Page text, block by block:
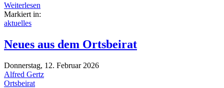
Weiterlesen
Markiert in:
aktuelles
Neues aus dem Ortsbeirat
Donnerstag, 12. Februar 2026
Alfred Gertz
Ortsbeirat